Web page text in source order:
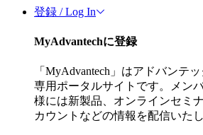
登録 / Log In
MyAdvantechに登録
「MyAdvantech」はアドバンテ
専用ポータルサイトです。メン
様には新製品、オンラインセミ
カウントなどの情報を配信いたし